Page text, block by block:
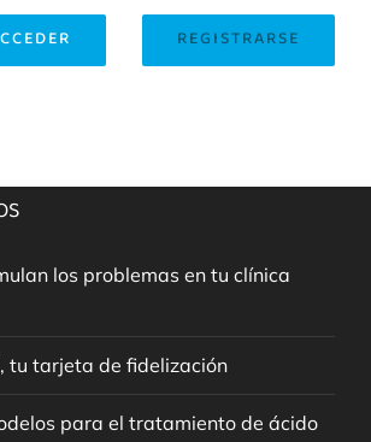
REGISTRARSE
los problemas en tu clínica
tu tarjeta de fidelización
para el tratamiento de ácido